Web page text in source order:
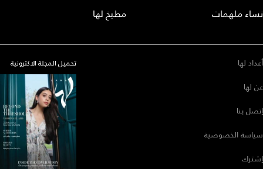
نساء ملهمات
مطبخ لها
أعداد لها
عن لها
إتصل بنا
سياسة الخصوصية
إشترك
تحميل المجلة الاكترونية